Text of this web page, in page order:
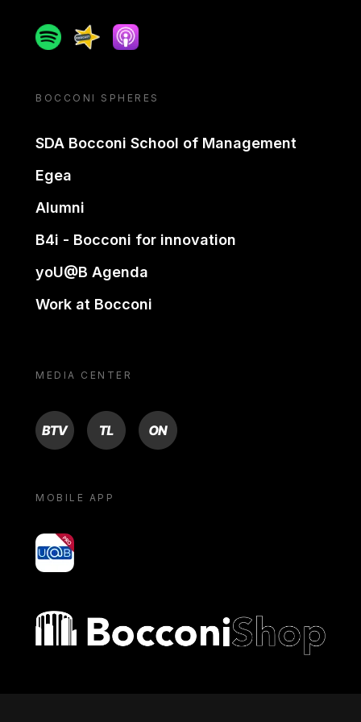
SpotifySpreakerApple podcast
BOCCONI SPHERES
SDA Bocconi School of Management
Egea
Alumni
B4i - Bocconi for innovation
yoU@B Agenda
Work at Bocconi
MEDIA CENTER
BTV TL ON
MOBILE APP
yoU@B
Bocconi shop